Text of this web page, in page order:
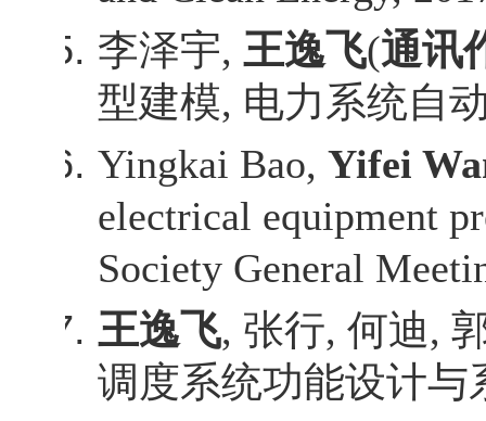
李泽宇, 王逸飞(通讯
型建模, 电力系统自
Yingkai Bao, Yifei
electrical equipment
Society General
王逸飞, 张行, 何迪,
调度系统功能设计与